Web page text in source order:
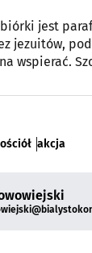
jest
jezuitów,
wspierać.
akcja